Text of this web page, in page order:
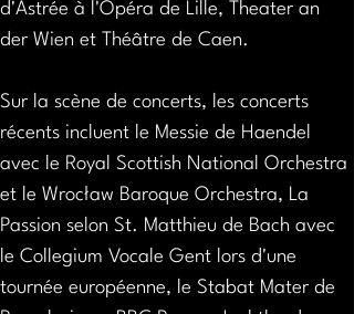
d'Astrée à l'Opéra de Lille, Theater an
der Wien et Théâtre de Caen.
Sur la scène de concerts, les concerts
récents incluent le Messie de Haendel
avec le Royal Scottish National Orchestra
et le Wrocław Baroque Orchestra, La
Passion selon St. Matthieu de Bach avec
le Collegium Vocale Gent lors d'une
tournée européenne, le Stabat Mater de